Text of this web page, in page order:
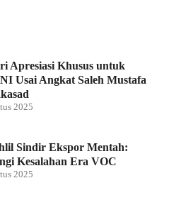
Apresiasi Khusus untuk
Usai Angkat Saleh Mustafa
2025
Sindir Ekspor Mentah:
Kesalahan Era VOC
2025